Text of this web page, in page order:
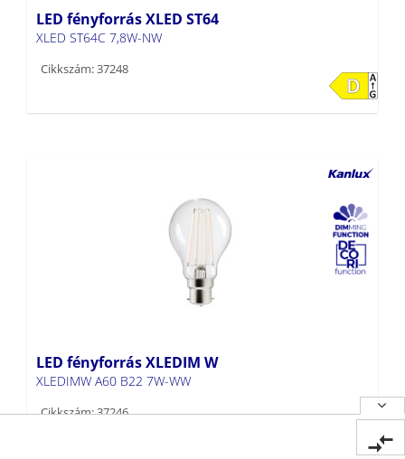
LED fényforrás XLED ST64
XLED ST64C 7,8W-NW
Cikkszám: 37248
LED fényforrás XLEDIM W
XLEDIMW A60 B22 7W-WW
Cikkszám: 37246